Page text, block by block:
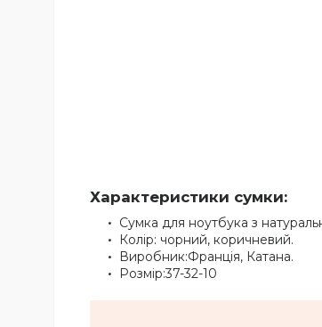
Характеристики сумки:
Сумка для ноутбука з
Колір: чорний, коричневий.
Виробник:Франція, Катана.
Розмір:37-32-10